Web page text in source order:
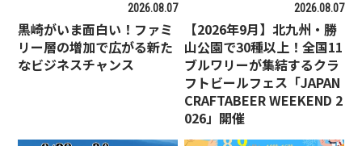
2026.08.07
黒崎がいま面白い！ファミ
リー層の増加で広がる新た
なビジネスチャンス
2026.08.07
【2026年9月】北九州・勝
山公園で30種以上！全国11
ブルワリーが集結するクラ
フトビールフェス「JAPAN
CRAFTABEER WEEKEND 2
026」開催